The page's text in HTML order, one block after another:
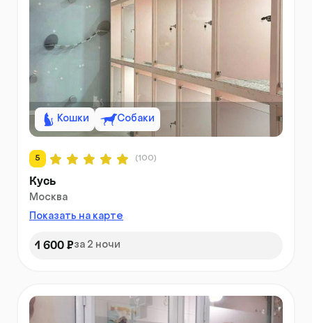
Кошки Собаки
5 (100)
Кусь
Москва
Показать на карте
1 600 ₽за 2 ночи